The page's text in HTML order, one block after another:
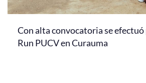
Con alta convocatoria se
Run PUCV en Curauma